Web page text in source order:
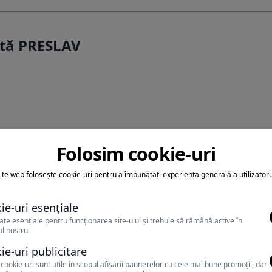
PRESLAV
achita sejurul cu tichete
Folosim cookie-uri
web folosește cookie-uri pentru a îmbunătăți experiența generală a
uri esențiale
esențiale pentru funcționarea site-ului și trebuie să rămână active în
nostru.
uri publicitare
uri sunt utile în scopul afișării bannerelor cu cele mai bune promoții, dar